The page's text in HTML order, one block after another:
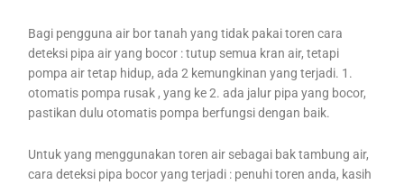
Bagi pengguna air bor tanah yang tidak pakai toren cara
deteksi pipa air yang bocor : tutup semua kran air, tetapi
pompa air tetap hidup, ada 2 kemungkinan yang terjadi. 1.
otomatis pompa rusak , yang ke 2. ada jalur pipa yang bocor,
pastikan dulu otomatis pompa berfungsi dengan baik.
Untuk yang menggunakan toren air sebagai bak tambung air,
cara deteksi pipa bocor yang terjadi : penuhi toren anda, kasih